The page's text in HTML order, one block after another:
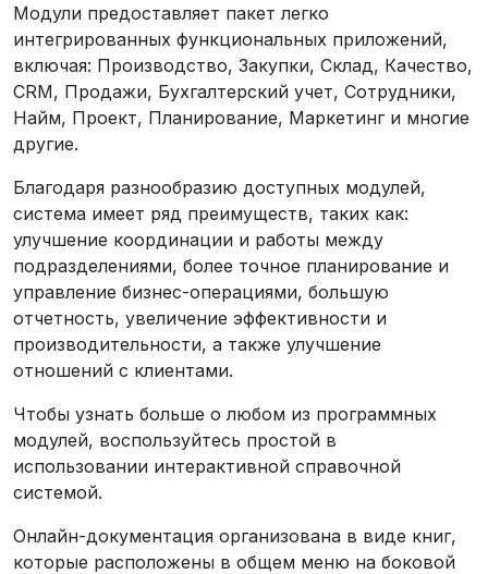
Модули предоставляет пакет легко
интегрированных функциональных приложений,
включая: Производство, Закупки, Склад, Качество,
CRM, Продажи, Бухгалтерский учет, Сотрудники,
Найм, Проект, Планирование, Маркетинг и многие
другие.
Благодаря разнообразию доступных модулей,
система имеет ряд преимуществ, таких как:
улучшение координации и работы между
подразделениями, более точное планирование и
управление бизнес-операциями, большую
отчетность, увеличение эффективности и
производительности, а также улучшение
отношений с клиентами.
Чтобы узнать больше о любом из программных
модулей, воспользуйтесь простой в
использовании интерактивной справочной
системой.
Онлайн-документация организована в виде книг,
которые расположены в общем меню на боковой